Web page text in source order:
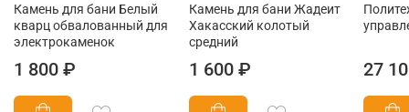
Камень для бани Белый
кварц обвалованный для
электрокаменок
1 800 ₽
Камень для бани Жадеит
Хакасский колотый
средний
1 600 ₽ 27